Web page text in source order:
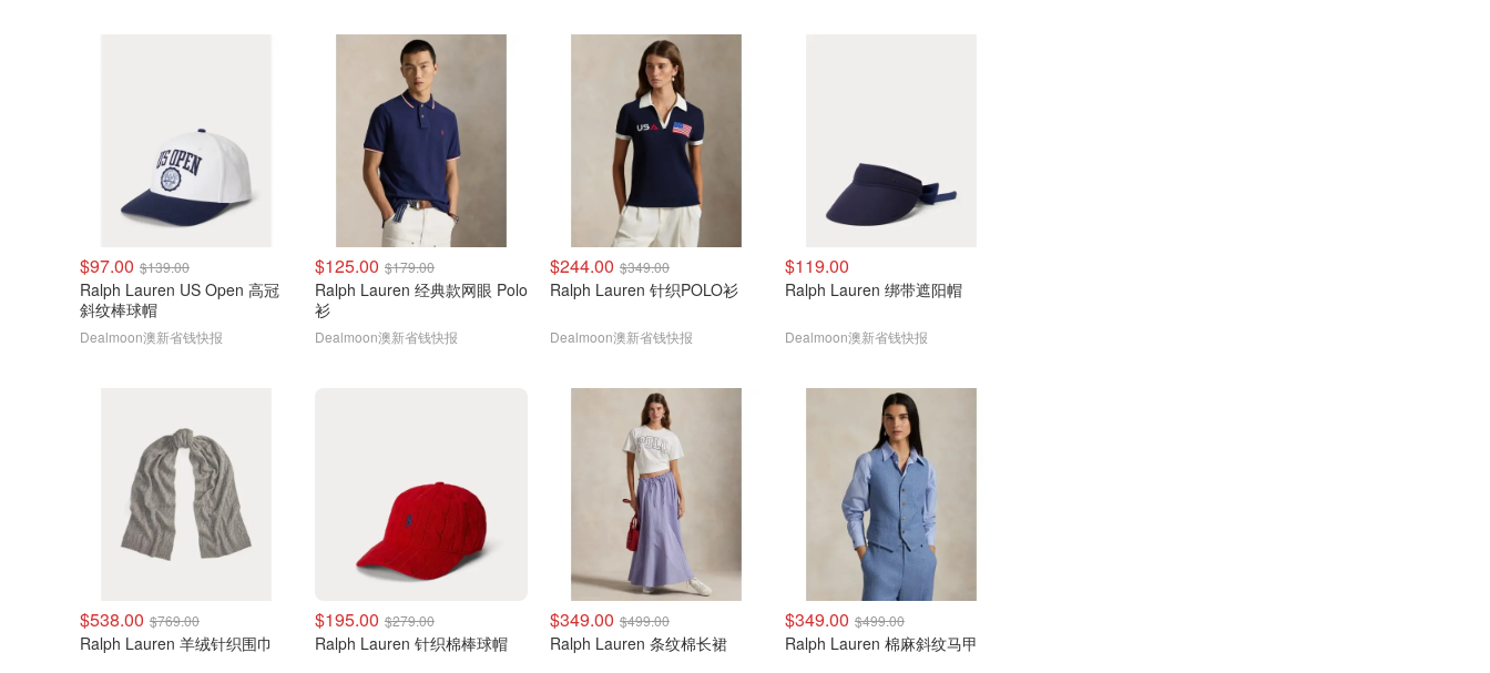
$97.00 $139.00
Ralph Lauren US Open 高冠
斜纹棒球帽
Dealmoon澳新省钱快报
$125.00 $179.00
Ralph Lauren 经典款网眼 Polo
衫
Dealmoon澳新省钱快报
$244.00 $349.00
Ralph Lauren 针织POLO衫
Dealmoon澳新省钱快报
$119.00
Ralph Lauren 绑带遮阳帽
Dealmoon澳新省钱快报
$538.00 $769.00
Ralph Lauren 羊绒针织围巾
$195.00 $279.00
Ralph Lauren 针织棉棒球帽
$349.00 $499.00
Ralph Lauren 条纹棉长裙
$349.00 $499.00
Ralph Lauren 棉麻斜纹马甲